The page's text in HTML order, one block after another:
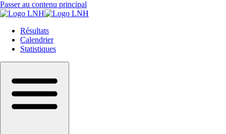
Passer au contenu principal
Résultats
Calendrier
Statistiques